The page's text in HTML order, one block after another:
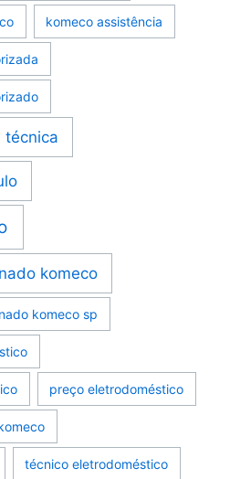
komeco assistência
técnica
komeco
komeco sp
preço eletrodoméstico
técnico eletrodoméstico